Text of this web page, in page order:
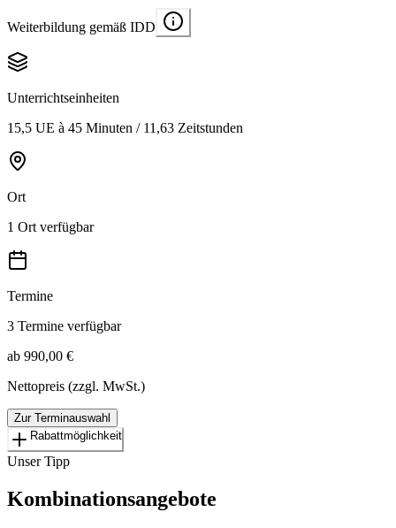
Weiterbildung gemäß IDD
Unterrichtseinheiten
15,5 UE à 45 Minuten / 11,63 Zeitstunden
Ort
1 Ort verfügbar
Termine
3 Termine verfügbar
ab 990,00 €
Nettopreis (zzgl. MwSt.)
Zur Terminauswahl
Rabattmöglichkeit
Unser Tipp
Kombinationsangebote